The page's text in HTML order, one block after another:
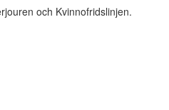
och Kvinnofridslinjen.